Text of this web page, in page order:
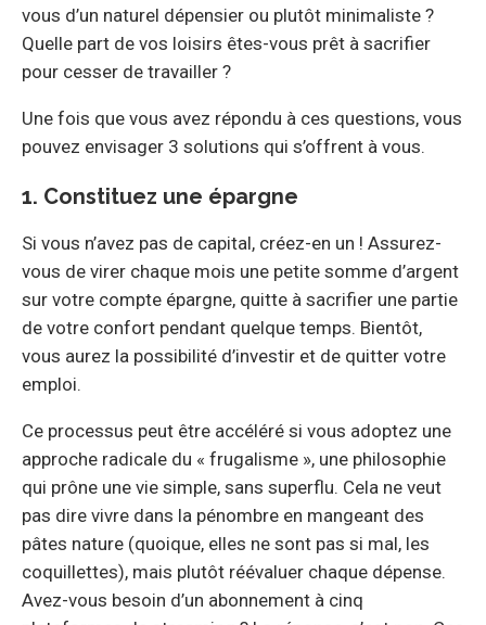
vous d’un naturel dépensier ou plutôt minimaliste ?
Quelle part de vos loisirs êtes-vous prêt à sacrifier
pour cesser de travailler ?
Une fois que vous avez répondu à ces questions, vous
pouvez envisager 3 solutions qui s’offrent à vous.
1. Constituez une épargne
Si vous n’avez pas de capital, créez-en un ! Assurez-
vous de virer chaque mois une petite somme d’argent
sur votre compte épargne, quitte à sacrifier une partie
de votre confort pendant quelque temps. Bientôt,
vous aurez la possibilité d’investir et de quitter votre
emploi.
Ce processus peut être accéléré si vous adoptez une
approche radicale du « frugalisme », une philosophie
qui prône une vie simple, sans superflu. Cela ne veut
pas dire vivre dans la pénombre en mangeant des
pâtes nature (quoique, elles ne sont pas si mal, les
coquillettes), mais plutôt réévaluer chaque dépense.
Avez-vous besoin d’un abonnement à cinq